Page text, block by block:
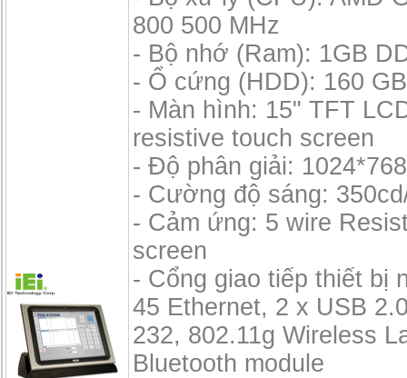
800 500 MHz
- Bộ nhớ (Ram): 1GB
- Ổ cứng (HDD): 160
- Màn hình: 15" TFT
resistive touch screen
- Độ phân giải:
- Cường độ sáng:
- Cảm ứng: 5 wire
screen
- Cổng giao tiếp thiết bị
45 Ethernet, 2 x USB
232, 802.11g Wireless
Bluetooth module